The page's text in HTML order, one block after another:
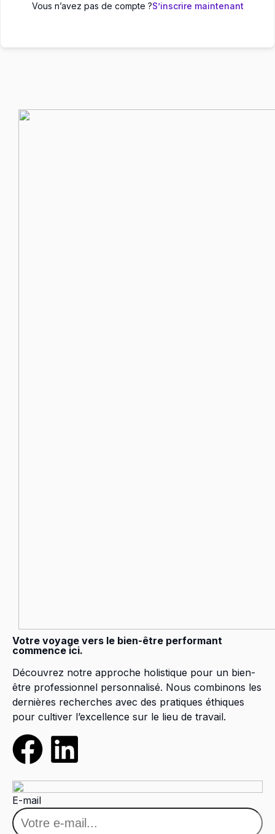
Vous n’avez pas de compte ?S’inscrire maintenant
Votre voyage vers le bien-être performant
commence ici.
Découvrez notre approche holistique pour un bien-
être professionnel personnalisé. Nous combinons les
dernières recherches avec des pratiques éthiques
pour cultiver l’excellence sur le lieu de travail.
E-mail